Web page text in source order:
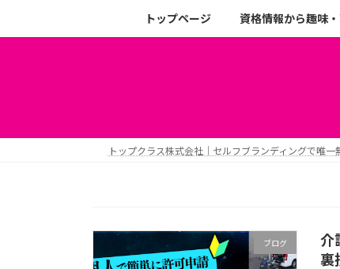
トップページ 資格情報から趣味
トップクラス株式会社｜セルフブランディングで唯
ブログ
介
裏